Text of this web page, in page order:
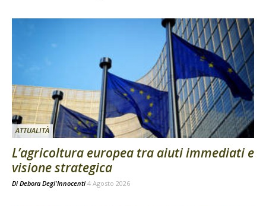
ATTUALITÀ
L’agricoltura europea tra aiuti immediati e
visione strategica
Di Debora Degl'Innocenti 4 Agosto 2026